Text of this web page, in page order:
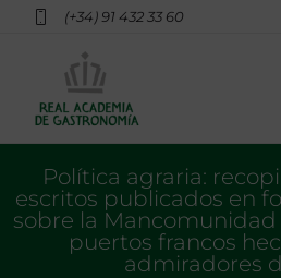
(+34) 91 432 33 60
Política agraria:
escritos publicados en
sobre la Mancomunidad
puertos francos
admiradores